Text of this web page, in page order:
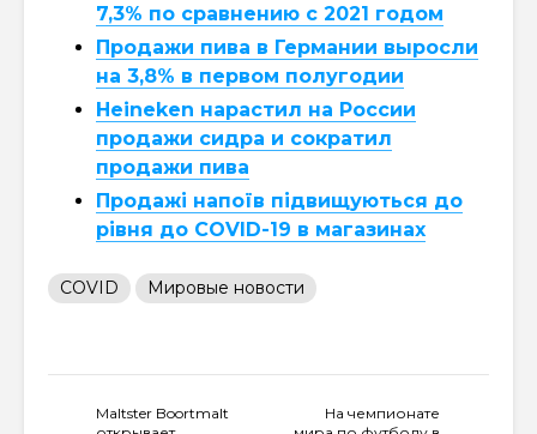
7,3% по сравнению с 2021 годом
Продажи пива в Германии выросли
на 3,8% в первом полугодии
Heineken нарастил на России
продажи сидра и сократил
продажи пива
Продажі напоїв підвищуються до
рівня до COVID-19 в магазинах
COVID Мировые новости
Maltster Boortmalt
На чемпионате